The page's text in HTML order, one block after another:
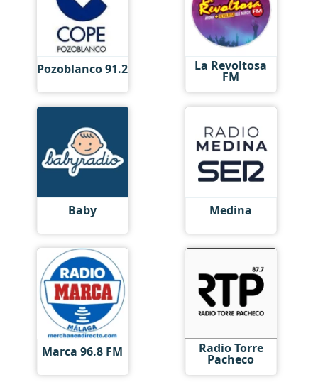
Pozoblanco 91.2 La Revoltosa
FM
Baby Medina
Marca 96.8 FM Radio Torre
Pacheco